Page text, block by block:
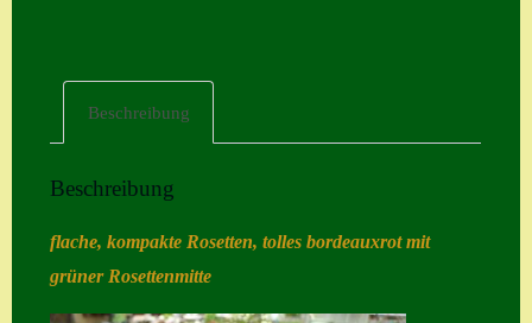
Kasse
Beschreibung
Beschreibung
flache, kompakte Rosetten, tolles bordeauxrot mit
grüner Rosettenmitte